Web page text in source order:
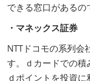
できる窓口があるの
・マネックス証券
NTTドコモの系列会
す。ｄカードでの積
ｄポイントを投資に